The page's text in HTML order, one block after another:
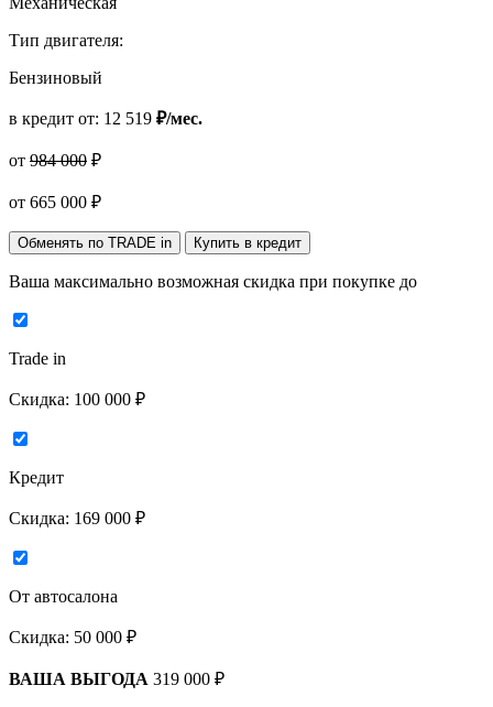
Тип двигателя:
Бензиновый
в кредит от: 12 519 ₽/мес.
от 984 000 ₽
от 665 000 ₽
Обменять по TRADE in Купить в кредит
Ваша максимально возможная скидка при покупке до
Trade in
Скидка: 100 000 ₽
Кредит
Скидка: 169 000 ₽
От автосалона
Скидка: 50 000 ₽
ВАША ВЫГОДА 319 000 ₽